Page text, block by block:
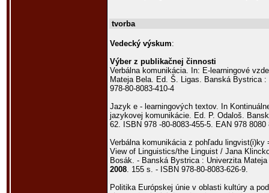
tvorba
Vedecký výskum:
Výber z publikačnej činnosti
Verbálna komunikácia. In: E-learningové
Mateja Bela. Ed. Š. Ligas. Banská Bystrica :
978-80-8083-410-4
Jazyk e - learningových textov. In
jazykovej komunikácie. Ed. P. Odaloš.
62. ISBN 978 -80-8083-455-5. EAN 978 8080
Verbálna komunikácia z pohľadu lingvist(i)ky
View of Linguistics/the Linguist / Jana
Bosák. - Banská Bystrica : Univerzita
2008. 155 s. - ISBN 978-80-8083-626-9.
Politika Európskej únie v oblasti kultúry a